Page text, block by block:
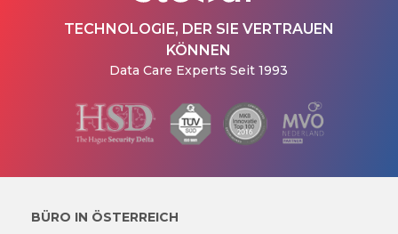
TECHNOLOGIE, DER SIE VERTRAUEN
KÖNNEN
Data Care Experts Seit 1993
BÜRO IN ÖSTERREICH